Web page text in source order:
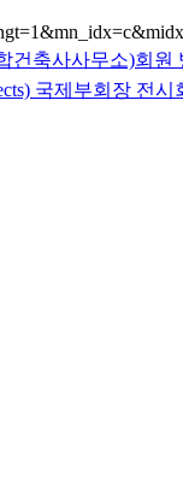
건축사사무소)회원
국제부회장 전시